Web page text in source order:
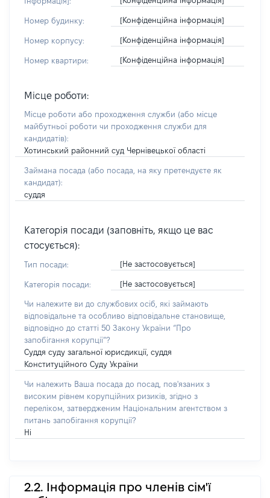
Номер будинку: [Конфіденційна інформація]
Номер корпусу: [Конфіденційна інформація]
Номер квартири: [Конфіденційна інформація]
Місце роботи:
Місце роботи або проходження служби (або місце
майбутньої роботи чи проходження служби для
кандидатів):
Хотинський районний суд Чернівецької області
Займана посада (або посада, на яку претендуєте як
кандидат):
суддя
Категорія посади (заповніть, якщо це вас
стосується):
Тип посади: [Не застосовується]
Категорія посади: [Не застосовується]
Чи належите ви до службових осіб, які займають
відповідальне та особливо відповідальне становище,
відповідно до статті 50 Закону України “Про
запобігання корупції”?
Суддя суду загальної юрисдикції, суддя
Конституційного Суду України
Чи належить Ваша посада до посад, пов'язаних з
високим рівнем корупційних ризиків, згідно з
переліком, затвердженим Національним агентством з
питань запобігання корупції?
Ні
2.2. Інформація про членів сім'ї